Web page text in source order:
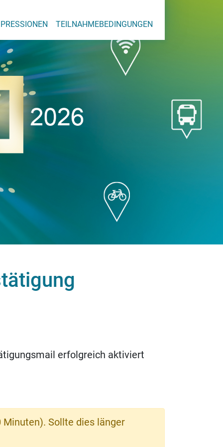
TEILNAHMEBEDINGUNGEN
erfolgreich aktiviert
Minuten). Sollte dies länger